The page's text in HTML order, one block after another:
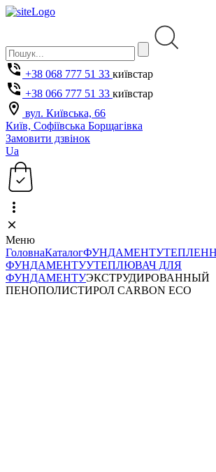
+38 068 777 51 33 київстар
+38 066 777 51 33 київстар
вул. Київська, 66
Київ, Софіївська Борщагівка
Замовити дзвінок
Ua
Меню
ГоловнаКаталогФУНДАМЕНТ
ФУНДАМЕНТУУТЕПЛЮВАЧ ДЛЯ
ФУНДАМЕНТУЭКСТРУДИРОВАННЫЙ
ПЕНОПОЛИСТИРОЛ CARBON ECO